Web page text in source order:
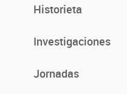
Historieta
Investigaciones
Jornadas